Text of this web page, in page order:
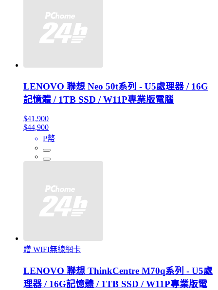
LENOVO 聯想 Neo 50t系列 - U5處理器 / 16G
記憶體 / 1TB SSD / W11P專業版電腦
$41,900
$44,900
P幣
贈 WIFI無線網卡
LENOVO 聯想 ThinkCentre M70q系列 - U5處
理器 / 16G記憶體 / 1TB SSD / W11P專業版電